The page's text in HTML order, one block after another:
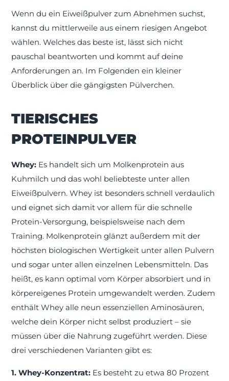
Wenn du ein Eiweißpulver zum Abnehmen suchst,
kannst du mittlerweile aus einem riesigen Angebot
wählen. Welches das beste ist, lässt sich nicht
pauschal beantworten und kommt auf deine
Anforderungen an. Im Folgenden ein kleiner
Überblick über die gängigsten Pülverchen.
TIERISCHES
PROTEINPULVER
Whey: Es handelt sich um Molkenprotein aus
Kuhmilch und das wohl beliebteste unter allen
Eiweißpulvern. Whey ist besonders schnell verdaulich
und eignet sich damit vor allem für die schnelle
Protein-Versorgung, beispielsweise nach dem
Training. Molkenprotein glänzt außerdem mit der
höchsten biologischen Wertigkeit unter allen Pulvern
und sogar unter allen einzelnen Lebensmitteln. Das
heißt, es kann optimal vom Körper absorbiert und in
körpereigenes Protein umgewandelt werden. Zudem
enthält Whey alle neun essenziellen Aminosäuren,
welche dein Körper nicht selbst produziert – sie
müssen über die Nahrung zugeführt werden. Diese
drei verschiedenen Varianten gibt es:
1. Whey-Konzentrat: Es besteht zu etwa 80 Prozent